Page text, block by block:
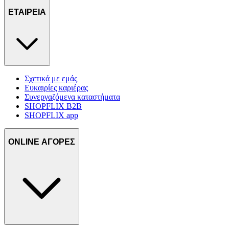
δικτύωσης, διαφημίσεων και ανάλυσης.
ΕΤΑΙΡΕΙΑ
Σχετικά με εμάς
Ευκαιρίες καριέρας
Συνεργαζόμενα καταστήματα
SHOPFLIX B2B
SHOPFLIX app
ONLINE ΑΓΟΡΕΣ